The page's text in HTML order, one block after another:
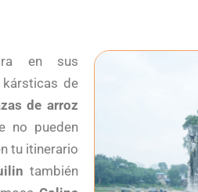
en sus
de
de arroz
no pueden
tu itinerario
también